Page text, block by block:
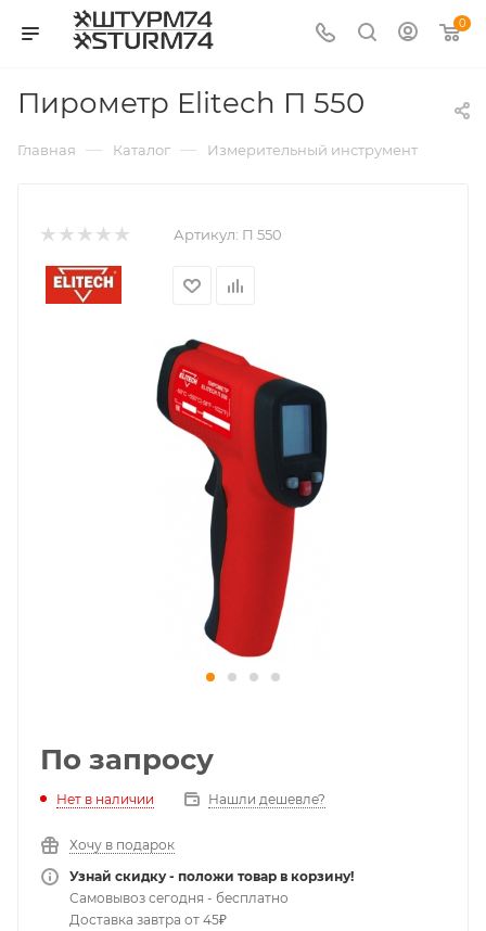
0
Пирометр Elitech П 550
Главная — Каталог — Измерительный инструмент
Артикул: П 550
По запросу
Нет в наличии Нашли дешевле?
Хочу в подарок
Узнай скидку - положи товар в корзину!
Самовывоз сегодня - бесплатно
Доставка завтра от 45₽